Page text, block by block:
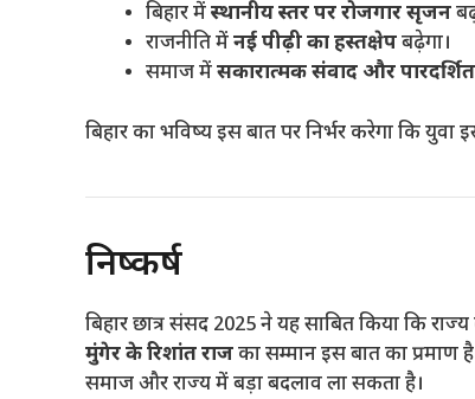
बिहार मेंस्थानीय स्तर पर रोजगार सृजन
राजनीति मेंनई पीढ़ी का हस्तक्षेपबढ़ेगा।
समाज मेंसकारात्मक संवाद और
बिहार का भविष्य इस बात पर निर्भर करेगा कि
निष्कर्ष
बिहार छात्र संसद 2025 ने यह साबित किया कि
मुंगेर के रिशांत राजका सम्मान इस बात का प्रमाण
समाज और राज्य में बड़ा बदलाव ला सकता है।